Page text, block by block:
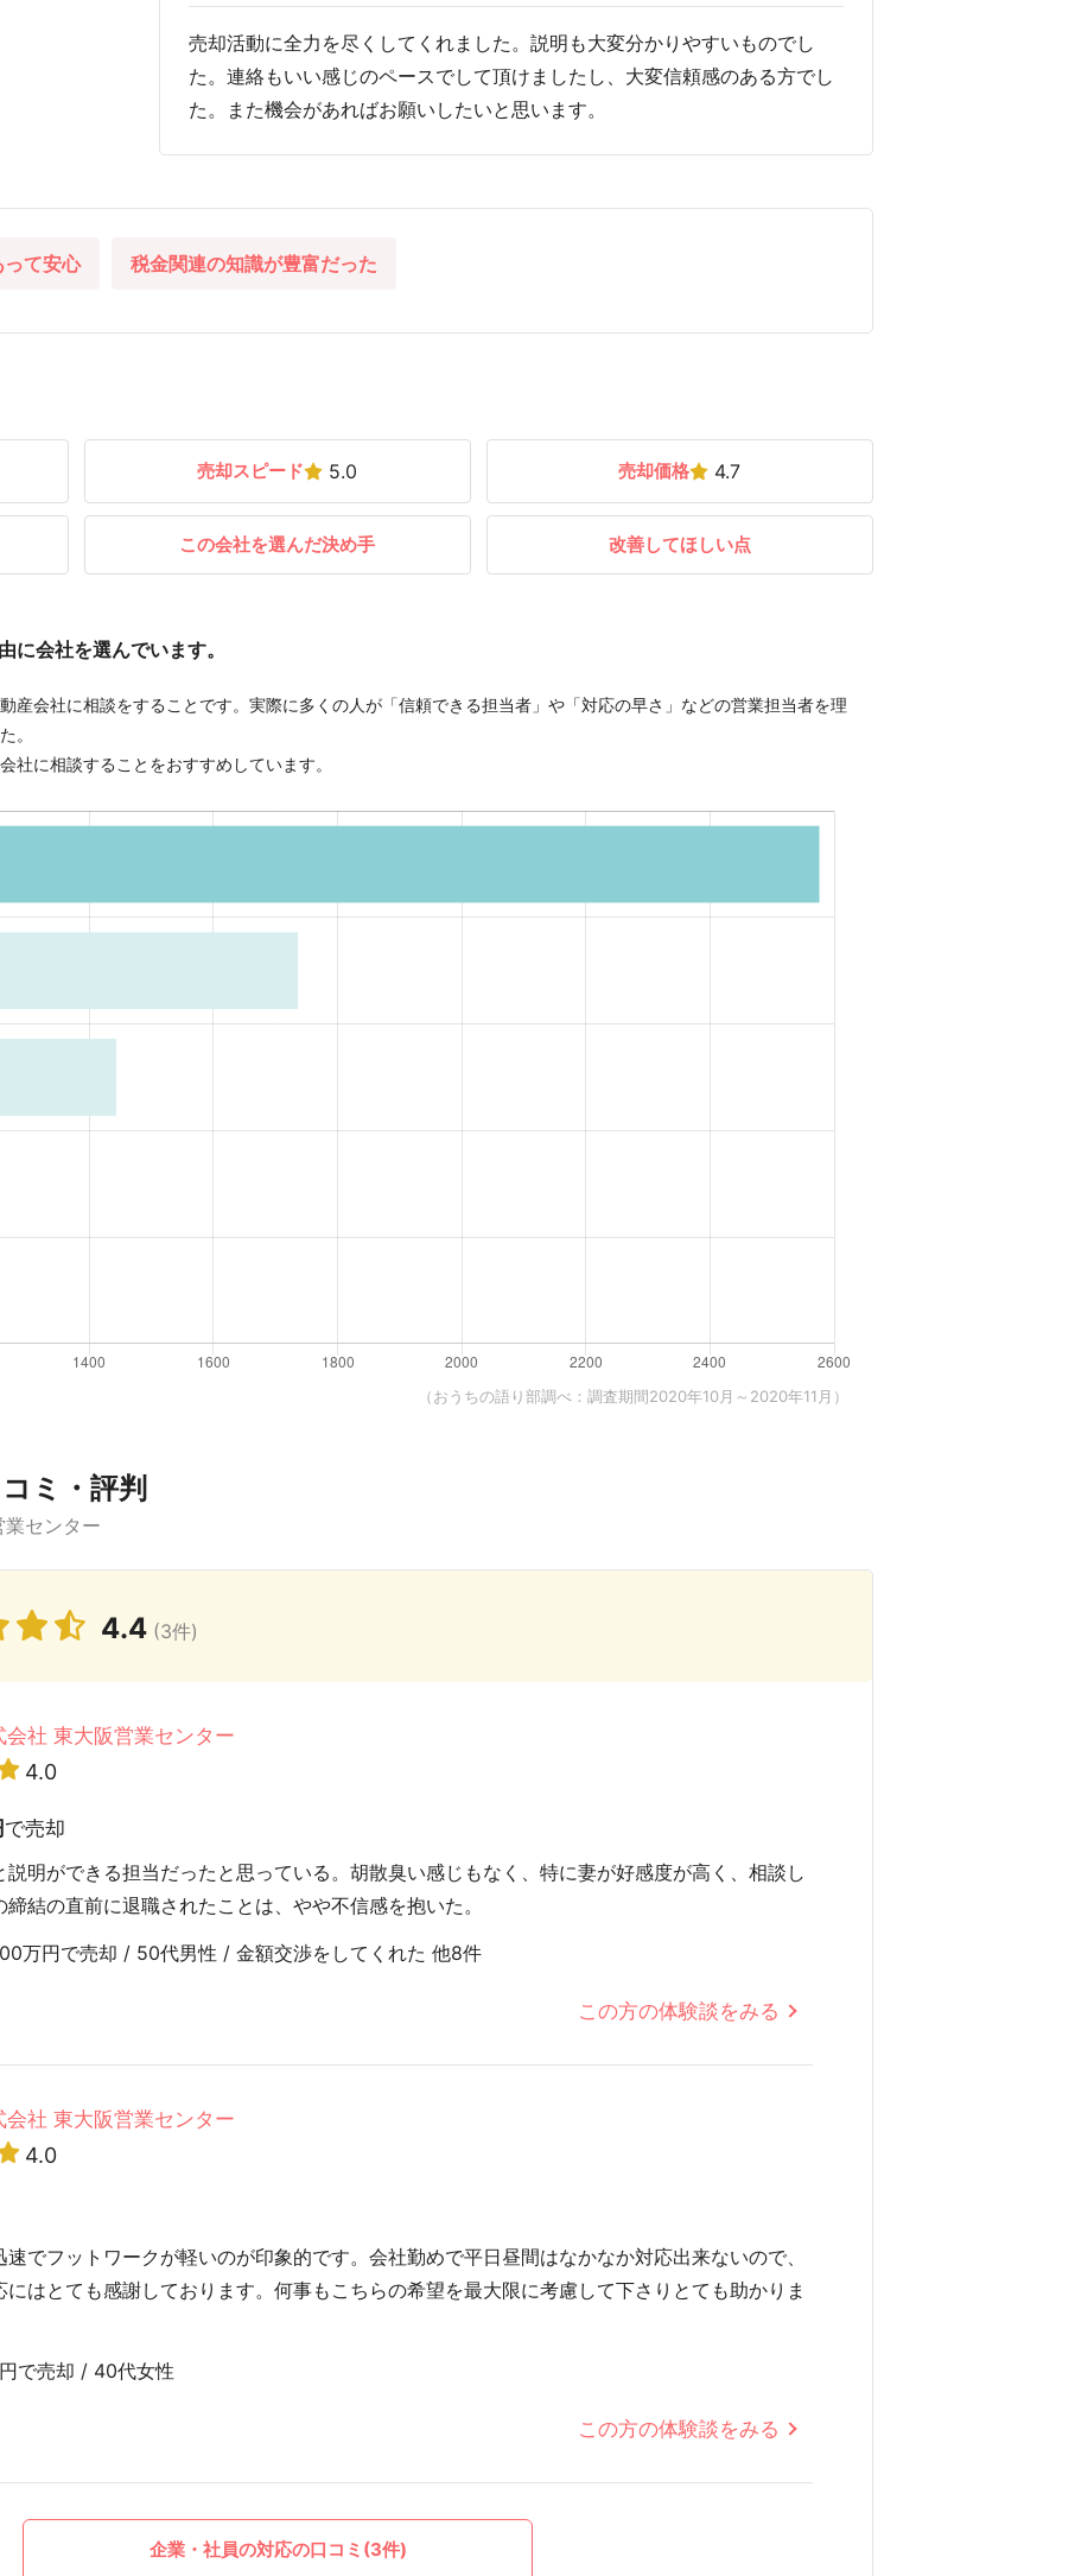
売却活動に全力を尽くしてくれました。説明も大変分かりやすいものでし
た。連絡もいい感じのペースでして頂けましたし、大変信頼感のある方でし
た。また機会があればお願いしたいと思います。
て安心 税金関連の知識が豊富だった
売却スピード 5.0 売却価格 4.7
この会社を選んだ決め手 改善してほしい点
に会社を選んでいます。
産会社に相談をすることです。実際に多くの人が「信頼できる担当者」や「対応の早さ」などの営業担当者を理
。
社に相談することをおすすめしています。
（おうちの語り部調べ：調査期間2020年10月～2020年11月）
ミ・評判
センター
4.4 (3件)
社 東大阪営業センター
4.0
で売却
明ができる担当だったと思っている。胡散臭い感じもなく、特に妻が好感度が高く、相談し
結の直前に退職されたことは、やや不信感を抱いた。
万円で売却 / 50代男性 / 金額交渉をしてくれた 他8件
この方の体験談をみる
社 東大阪営業センター
4.0
でフットワークが軽いのが印象的です。会社勤めで平日昼間はなかなか対応出来ないので、
はとても感謝しております。何事もこちらの希望を最大限に考慮して下さりとても助かりま
で売却 / 40代女性
この方の体験談をみる
企業・社員の対応の口コミ(3件)